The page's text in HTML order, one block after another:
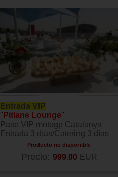
Entrada VIP
" Pitlane Lounge"
Pase VIP motogp Catalunya
Entrada 3 días/Catering 3 días
Producto no disponible
Precio: 999.00 EUR